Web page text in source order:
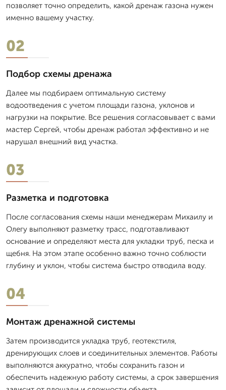
позволяет точно определить, какой дренаж газона нужен
именно вашему участку.
02
Подбор схемы дренажа
Далее мы подбираем оптимальную систему
водоотведения с учетом площади газона, уклонов и
нагрузки на покрытие. Все решения согласовывает с вами
мастер Сергей, чтобы дренаж работал эффективно и не
нарушал внешний вид участка.
03
Разметка и подготовка
После согласования схемы наши менеджерам Михаилу и
Олегу выполняют разметку трасс, подготавливают
основание и определяют места для укладки труб, песка и
щебня. На этом этапе особенно важно точно соблюсти
глубину и уклон, чтобы система быстро отводила воду.
04
Монтаж дренажной системы
Затем производится укладка труб, геотекстиля,
дренирующих слоев и соединительных элементов. Работы
выполняются аккуратно, чтобы сохранить газон и
обеспечить надежную работу системы, а срок завершения